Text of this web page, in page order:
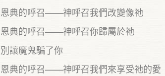
恩典的呼召——神呼召我們改變像祂
恩典的呼召——神呼召你歸屬於祂
別讓魔鬼騙了你
恩典的呼召——神呼召我們來享受祂的愛